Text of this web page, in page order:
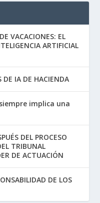
VACACIONES: EL
ARTIFICIAL
DE IA DE HACIENDA
implica una
DEL PROCESO
TRIBUNAL
DE ACTUACIÓN
DE LOS